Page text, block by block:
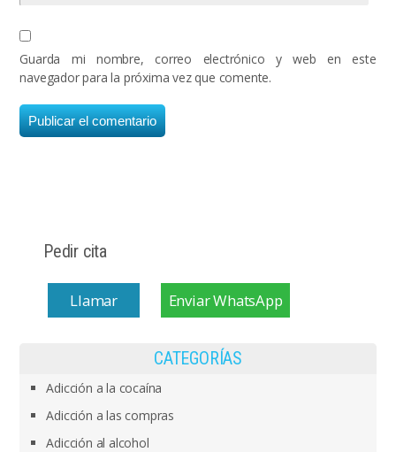
Guarda mi nombre, correo electrónico y web en este
navegador para la próxima vez que comente.
Pedir cita
Llamar Enviar WhatsApp
CATEGORÍAS
Adicción a la cocaína
Adicción a las compras
Adicción al alcohol